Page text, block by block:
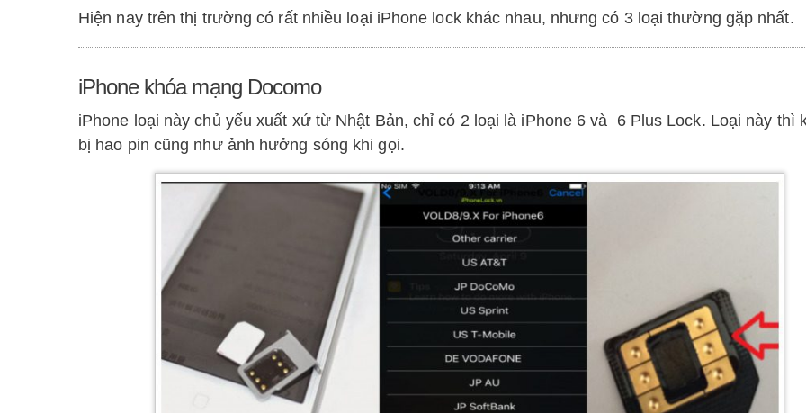
Hiện nay trên thị trường có rất nhiều loại iPhone lock khác nhau, nhưng có 3 loại thường gặp nhất.
iPhone khóa mạng Docomo
iPhone loại này chủ yếu xuất xứ từ Nhật Bản, chỉ có 2 loại là iPhone 6 và 6 Plus Lock. Loại này thì
bị hao pin cũng như ảnh hưởng sóng khi gọi.